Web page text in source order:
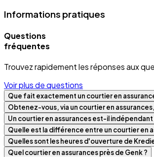
Informations pratiques
Questions
fréquentes
Trouvez rapidement les réponses aux
Voir plus de questions
Que fait exactement un courtier en
Obtenez-vous, via un courtier en
Un courtier en assurances est-il
Quelle est la différence entre un courtier en
Quelles sont les heures d'ouverture de
Quel courtier en assurances près de Genk ?